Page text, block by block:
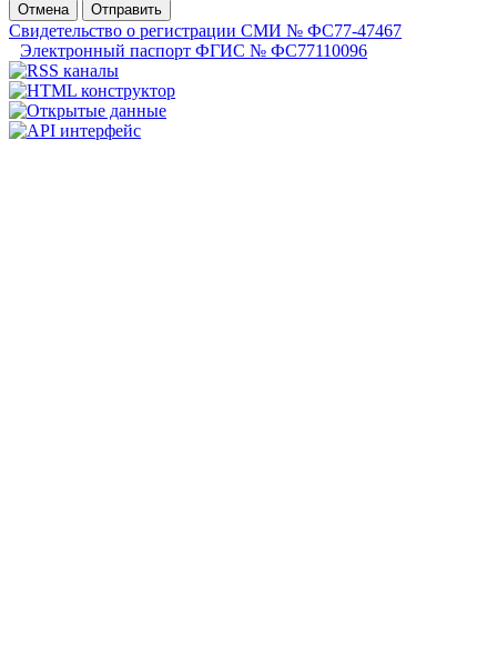
Отмена
Отправить
Свидетельство о регистрации СМИ № ФС77-47467
Электронный паспорт ФГИС № ФС77110096